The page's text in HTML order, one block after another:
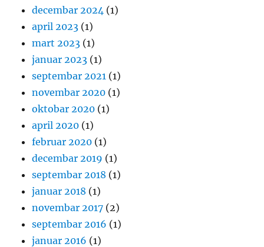
decembar 2024 (1)
april 2023 (1)
mart 2023 (1)
januar 2023 (1)
septembar 2021 (1)
novembar 2020 (1)
oktobar 2020 (1)
april 2020 (1)
februar 2020 (1)
decembar 2019 (1)
septembar 2018 (1)
januar 2018 (1)
novembar 2017 (2)
septembar 2016 (1)
januar 2016 (1)